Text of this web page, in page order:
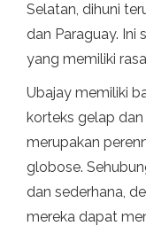
Selatan, dihuni
dan Paraguay. Ini
yang memiliki
Ubajay memiliki
korteks gelap
merupakan
globose.
dan sederhana,
mereka dapat